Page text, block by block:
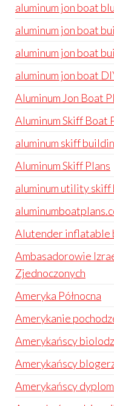
aluminum jon boat
aluminum jon boat
aluminum jon boat
aluminum jon boat
Aluminum Jon Boat
Aluminum Skiff Boat
aluminum skiff
Aluminum Skiff Plans
aluminum utility
Alutender inflatable
Ambasadorowie
Zjednoczonych
Ameryka Północna
Amerykanie
Amerykańscy
Amerykańscy
Amerykańscy